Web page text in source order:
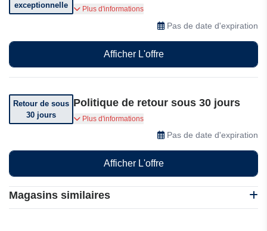
Magasins similaires
exceptionnelle
Profitez d'offres exceptionnelles
Plus d'informations
Pas de date d'expiration
Afficher L'offre
Retour de sous
30 jours
Politique de retour sous 30 jours
Vous pouvez retourner votre commande sous 30
Plus d'informations
Pas de date d'expiration
Afficher L'offre